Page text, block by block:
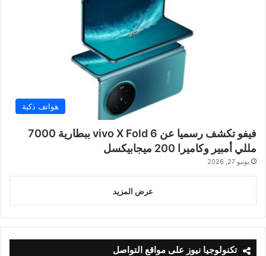
هواتف ذكية
فيفو تكشف رسميا عن vivo X Fold 6 ببطارية 7000
مللي أمبير وكاميرا 200 ميجابيكسل
يونيو 27, 2026
عرض المزيد
تكنولوجيا نيوز على مواقع التواصل